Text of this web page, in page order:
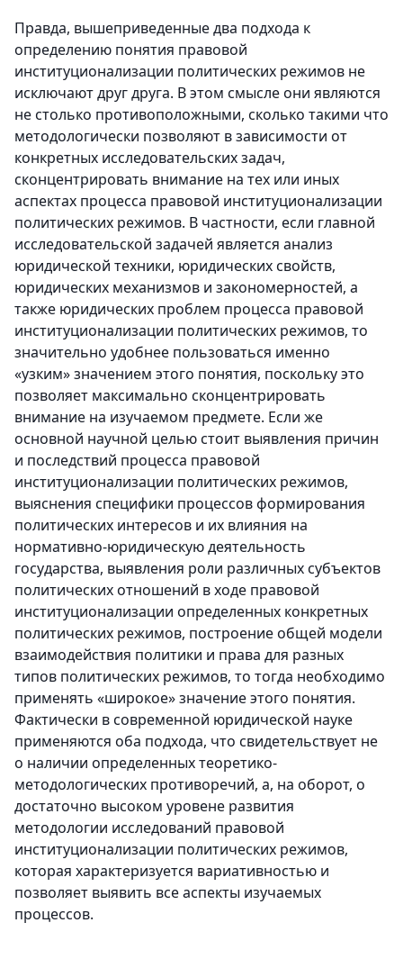
Правда, вышеприведенные два подхода к
определению понятия правовой
институционализации политических режимов не
исключают друг друга. В этом смысле они являются
не столько противоположными, сколько такими что
методологически позволяют в зависимости от
конкретных исследовательских задач,
сконцентрировать внимание на тех или иных
аспектах процесса правовой институционализации
политических режимов. В частности, если главной
исследовательской задачей является анализ
юридической техники, юридических свойств,
юридических механизмов и закономерностей, а
также юридических проблем процесса правовой
институционализации политических режимов, то
значительно удобнее пользоваться именно
«узким» значением этого понятия, поскольку это
позволяет максимально сконцентрировать
внимание на изучаемом предмете. Если же
основной научной целью стоит выявления причин
и последствий процесса правовой
институционализации политических режимов,
выяснения специфики процессов формирования
политических интересов и их влияния на
нормативно-юридическую деятельность
государства, выявления роли различных субъектов
политических отношений в ходе правовой
институционализации определенных конкретных
политических режимов, построение общей модели
взаимодействия политики и права для разных
типов политических режимов, то тогда необходимо
применять «широкое» значение этого понятия.
Фактически в современной юридической науке
применяются оба подхода, что свидетельствует не
о наличии определенных теоретико-
методологических противоречий, а, на оборот, о
достаточно высоком уровене развития
методологии исследований правовой
институционализации политических режимов,
которая характеризуется вариативностью и
позволяет выявить все аспекты изучаемых
процессов.